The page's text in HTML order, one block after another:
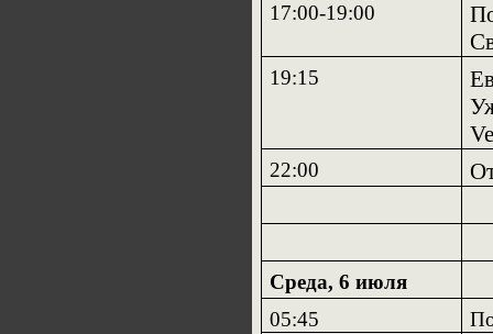
17:00-19:00
19:15
22:00
Среда, 6 июля
05:45